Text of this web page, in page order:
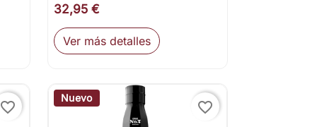
al carrito
32,95 €
Ver más detalles
favorite_border
Nuevo
favorite_border